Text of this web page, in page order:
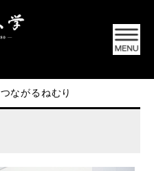
つながるねむり